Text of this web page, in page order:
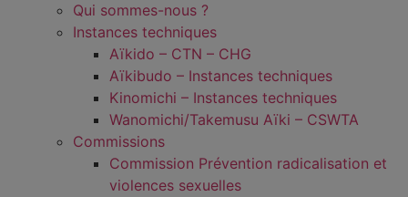
Qui sommes-nous ?
Instances techniques
Aïkido – CTN – CHG
Aïkibudo – Instances techniques
Kinomichi – Instances techniques
Wanomichi/Takemusu Aïki – CSWTA
Commissions
Commission Prévention radicalisation et
violences sexuelles